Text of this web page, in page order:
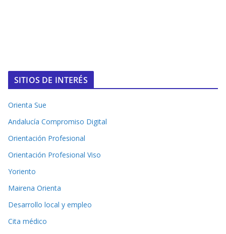
SITIOS DE INTERÉS
Orienta Sue
Andalucía Compromiso Digital
Orientación Profesional
Orientación Profesional Viso
Yoriento
Mairena Orienta
Desarrollo local y empleo
Cita médico